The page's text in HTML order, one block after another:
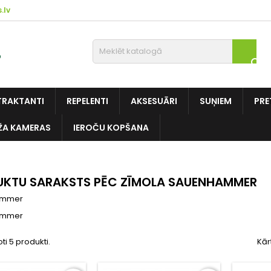

REPELENTI AKSESUĀRI SUŅIEM
KAMERAS IEROČU KOPŠANA
SARAKSTS PĒC ZĪMOLA SAUENHAMMER
5 produkti.